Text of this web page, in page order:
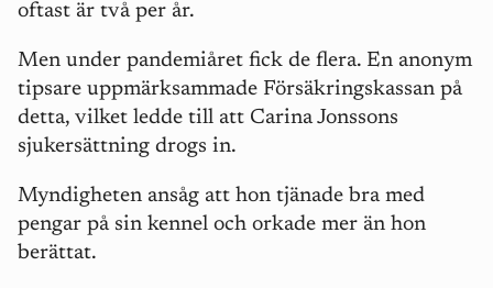
oftast är två per år.
Men under pandemiåret fick de flera. En anonym
tipsare uppmärksammade Försäkringskassan på
detta, vilket ledde till att Carina Jonssons
sjukersättning drogs in.
Myndigheten ansåg att hon tjänade bra med
pengar på sin kennel och orkade mer än hon
berättat.